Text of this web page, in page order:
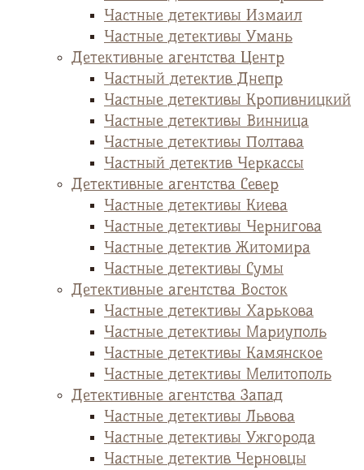
Частные детективы Измаил
Частные детективы Умань
Детективные агентства Центр
Частный детектив Днепр
Частные детективы Кропивницкий
Частные детективы Винница
Частные детективы Полтава
Частный детектив Черкассы
Детективные агентства Север
Частные детективы Киева
Частные детективы Чернигова
Частные детектив Житомира
Частные детективы Сумы
Детективные агентства Восток
Частные детективы Харькова
Частные детективы Мариуполь
Частные детективы Камянское
Частные детективы Мелитополь
Детективные агентства Запад
Частные детективы Львова
Частные детективы Ужгорода
Частные детектив Черновцы